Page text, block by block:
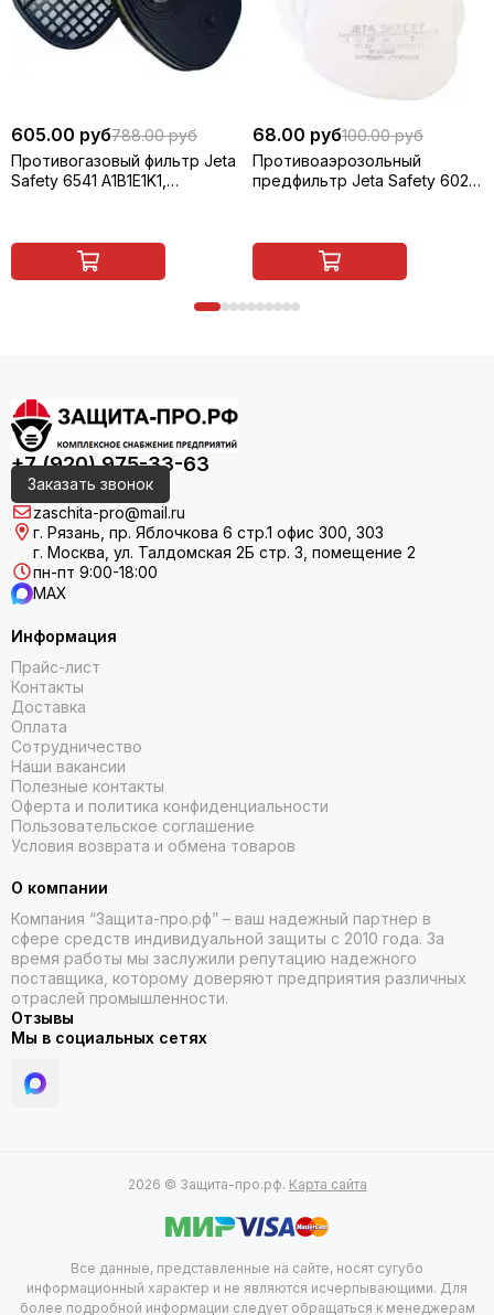
605.00 руб788.00 руб
Противогазовый фильтр Jeta
Safety 6541 A1B1E1K1,
68.00 руб100.00 руб
Противоаэрозольный
предфильтр Jeta Safety 6021
+7 (920) 975-33-63
Заказать звонок
zaschita-pro@mail.ru
г. Рязань, пр. Яблочкова 6 стр.1 офис 300, 303
г. Москва, ул. Талдомская 2Б стр. 3, помещение 2
пн-пт 9:00-18:00
MAX
Информация
Прайс-лист
Контакты
Доставка
Оплата
Сотрудничество
Наши вакансии
Полезные контакты
Оферта и политика конфиденциальности
Пользовательское соглашение
Условия возврата и обмена товаров
О компании
Компания “Защита-про.рф” – ваш надежный партнер в
сфере средств индивидуальной защиты с 2010 года. За
время работы мы заслужили репутацию надежного
поставщика, которому доверяют предприятия различных
отраслей промышленности.
Отзывы
Мы в социальных сетях
2026 © Защита-про.рф. Карта сайта
Все данные, представленные на сайте, носят сугубо
информационный характер и не являются исчерпывающими. Для
более подробной информации следует обращаться к менеджерам